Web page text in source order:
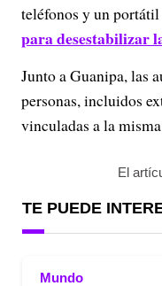
teléfonos y un
para desestabilizar
Junto a Guanipa, las
personas, incluidos
vinculadas a la
El
TE PUEDE
Mundo